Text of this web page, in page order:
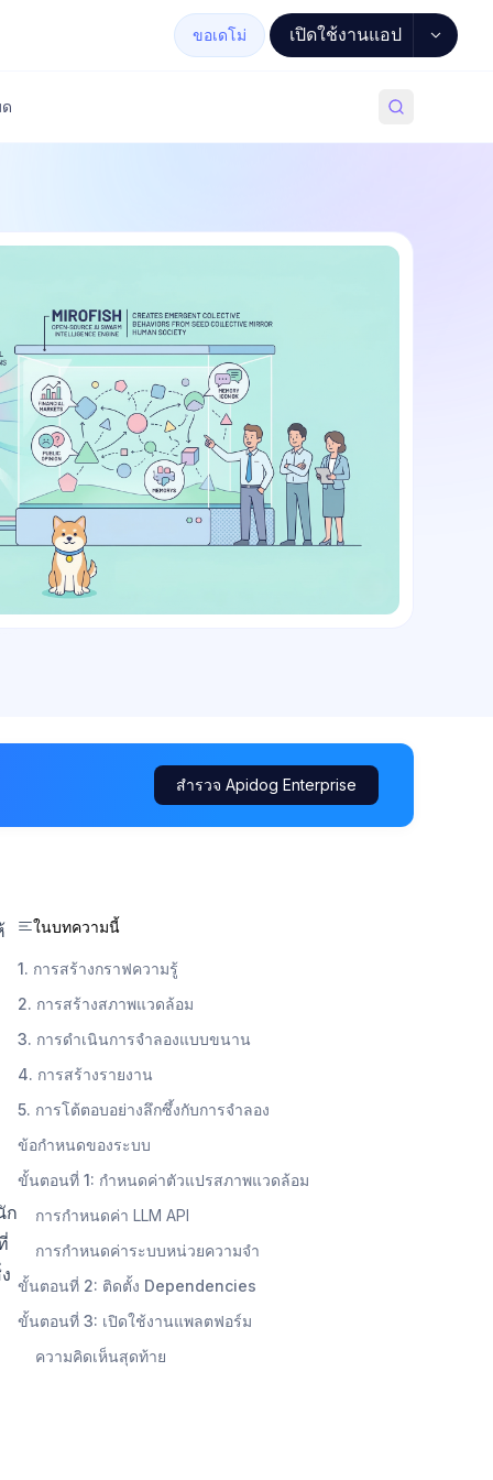
ขอเดโม่ เปิดใช้งานแอป
สำรวจ Apidog Enterprise
ก
ในบทความนี้
1. การสร้างกราฟความรู้
2. การสร้างสภาพแวดล้อม
3. การดำเนินการจำลองแบบขนาน
4. การสร้างรายงาน
5. การโต้ตอบอย่างลึกซึ้งกับการจำลอง
ข้อกำหนดของระบบ
ขั้นตอนที่ 1: กำหนดค่าตัวแปรสภาพแวดล้อม
การกำหนดค่า LLM API
การกำหนดค่าระบบหน่วยความจำ
ขั้นตอนที่ 2: ติดตั้ง Dependencies
ขั้นตอนที่ 3: เปิดใช้งานแพลตฟอร์ม
ความคิดเห็นสุดท้าย